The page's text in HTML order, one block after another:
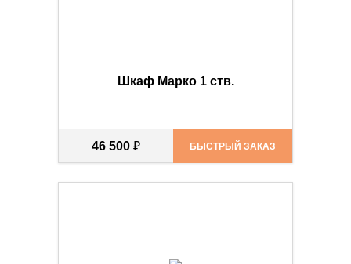
Шкаф Марко 1 ств.
46 500 ₽ БЫСТРЫЙ ЗАКАЗ